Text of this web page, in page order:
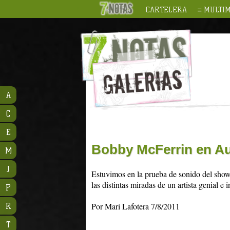
CARTELERA
Bobby McFerrin en
Estuvimos en la prueba de sonido del
las distintas miradas de un artista genial e
Por Mari Lafotera 7/8/2011
A
C
E
M
J
P
R
T